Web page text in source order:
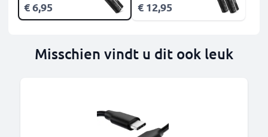
€ 6,95 € 12,95
Misschien vindt u dit ook leuk